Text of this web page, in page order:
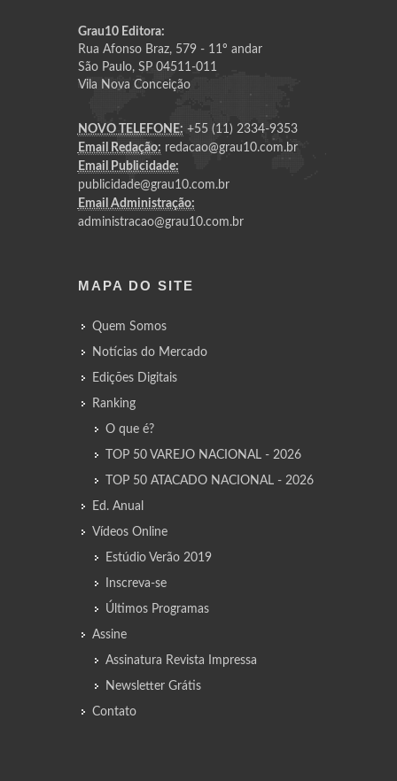
Grau10 Editora:
Rua Afonso Braz, 579 - 11º andar
São Paulo, SP 04511-011
Vila Nova Conceição
NOVO TELEFONE: +55 (11) 2334-9353
Email Redação: redacao@grau10.com.br
Email Publicidade:
publicidade@grau10.com.br
Email Administração:
administracao@grau10.com.br
MAPA DO SITE
Quem Somos
Notícias do Mercado
Edições Digitais
Ranking
O que é?
TOP 50 VAREJO NACIONAL - 2026
TOP 50 ATACADO NACIONAL - 2026
Ed. Anual
Vídeos Online
Estúdio Verão 2019
Inscreva-se
Últimos Programas
Assine
Assinatura Revista Impressa
Newsletter Grátis
Contato